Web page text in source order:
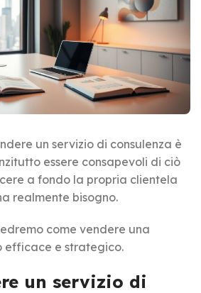
un servizio di consulenza è
essere consapevoli di ciò
a fondo la propria clientela
realmente bisogno.
come vendere una
efficace e strategico.
un servizio di